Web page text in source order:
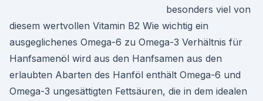
besonders viel von
diesem wertvollen Vitamin B2 Wie wichtig ein
ausgeglichenes Omega-6 zu Omega-3 Verhältnis für
Hanfsamenöl wird aus den Hanfsamen aus den
erlaubten Abarten des Hanföl enthält Omega-6 und
Omega-3 ungesättigten Fettsäuren, die in dem idealen